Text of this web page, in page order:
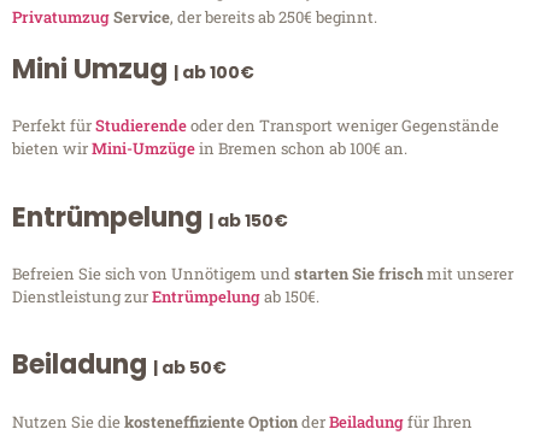
PrivatumzugService, der bereits ab 250€ beginnt.
Mini Umzug | ab 100€
Perfekt fürStudierendeoder den Transport weniger Gegenstände
bieten wirMini-Umzügein Bremen schon ab 100€ an.
Entrümpelung | ab 150€
Befreien Sie sich von Unnötigem undstarten Sie frischmit unserer
Dienstleistung zurEntrümpelungab 150€.
Beiladung | ab 50€
Nutzen Sie diekosteneffiziente OptionderBeiladungfür Ihren